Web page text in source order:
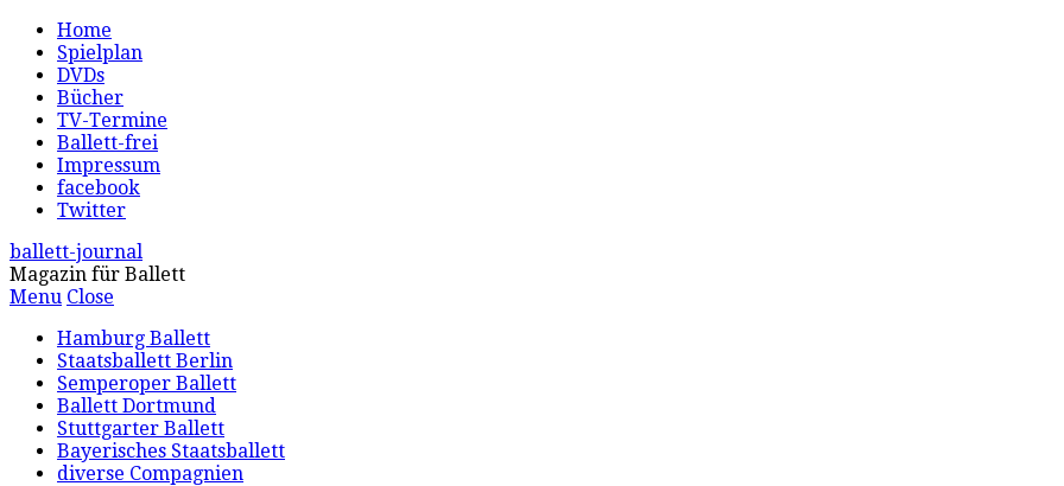
Home
Spielplan
DVDs
Bücher
TV-Termine
Ballett-frei
Impressum
facebook
Twitter
ballett-journal
Magazin für Ballett
Menu Close
Hamburg Ballett
Staatsballett Berlin
Semperoper Ballett
Ballett Dortmund
Stuttgarter Ballett
Bayerisches Staatsballett
diverse Compagnien